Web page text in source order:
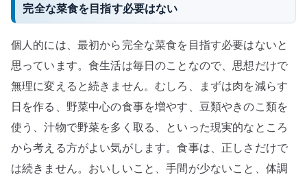
完全な菜食を目指す必要はない
個人的には、最初から完全な菜食を目指す必要はないと
思っています。食生活は毎日のことなので、思想だけで
無理に変えると続きません。むしろ、まずは肉を減らす
日を作る、野菜中心の食事を増やす、豆類やきのこ類を
使う、汁物で野菜を多く取る、といった現実的なところ
から考える方がよい気がします。食事は、正しさだけで
は続きません。おいしいこと、手間が少ないこと、体調